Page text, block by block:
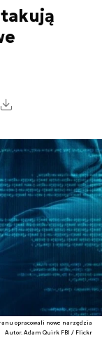
opracowali nowe narzędzia
Autor. Adam Quirk FBI / Flickr